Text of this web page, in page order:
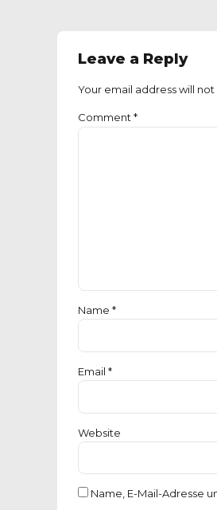
Leave a Reply
Your email address will
Comment *
Name *
Email *
Website
Name, E-Mail-Adresse